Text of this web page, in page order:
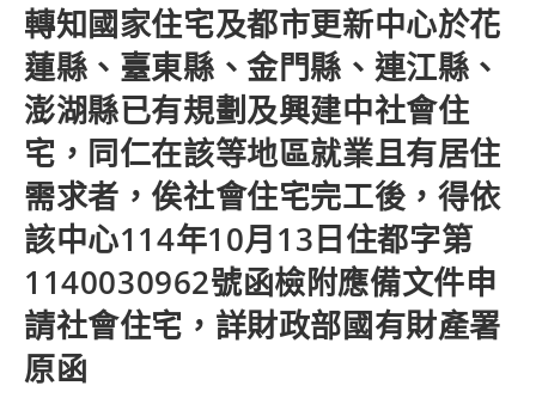
轉知國家住宅及都市更新中心於花
蓮縣、臺東縣、金門縣、連江縣、
澎湖縣已有規劃及興建中社會住
宅，同仁在該等地區就業且有居住
需求者，俟社會住宅完工後，得依
該中心114年10月13日住都字第
1140030962號函檢附應備文件申
請社會住宅，詳財政部國有財產署
原函